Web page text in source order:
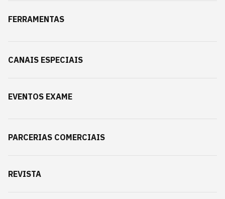
FERRAMENTAS
CANAIS ESPECIAIS
EVENTOS EXAME
PARCERIAS COMERCIAIS
REVISTA